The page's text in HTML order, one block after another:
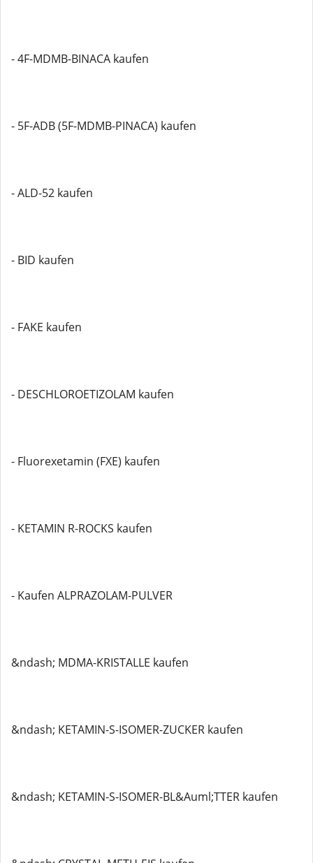
- 4F-MDMB-BINACA kaufen
- 5F-ADB (5F-MDMB-PINACA) kaufen
- ALD-52 kaufen
- BID kaufen
- FAKE kaufen
- DESCHLOROETIZOLAM kaufen
- Fluorexetamin (FXE) kaufen
- KETAMIN R-ROCKS kaufen
- Kaufen ALPRAZOLAM-PULVER
&ndash; MDMA-KRISTALLE kaufen
&ndash; KETAMIN-S-ISOMER-ZUCKER kaufen
&ndash; KETAMIN-S-ISOMER-BL&Auml;TTER kaufen